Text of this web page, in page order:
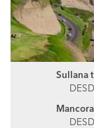
Sullana
San